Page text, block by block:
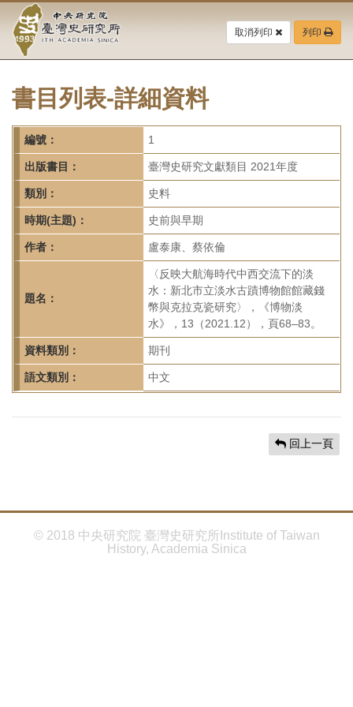
要
中
央
研
究
院-
臺
灣
史
研
究
首
頁
取消列印 列印
書目列表-詳細資料
編號： 1
出版書目： 臺灣史研究文獻類目 2021年度
類別： 史料
時期(主題)： 史前與早期
作者： 盧泰康、蔡依倫
題名：
〈反映大航海時代中西交流下的淡
水：新北市立淡水古蹟博物館館藏錢
幣與克拉克瓷研究〉，《博物淡
水》，13（2021.12），頁68–83。
資料類別： 期刊
語文類別： 中文
回上一頁
© 2018 中央研究院 臺灣史研究所Institute of Taiwan
History, Academia Sinica